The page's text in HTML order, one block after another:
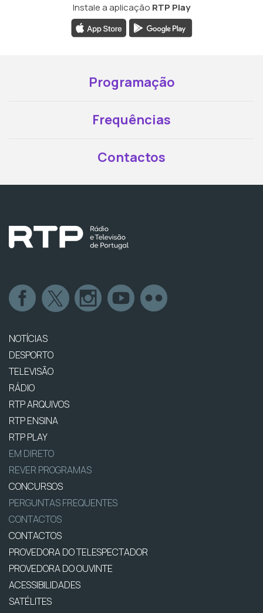
Instale a aplicação RTP Play
Programação
Frequências
Contactos
NOTÍCIAS
DESPORTO
TELEVISÃO
RÁDIO
RTP ARQUIVOS
RTP ENSINA
RTP PLAY
EM DIRETO
REVER PROGRAMAS
CONCURSOS
PERGUNTAS FREQUENTES
CONTACTOS
CONTACTOS
PROVEDORA DO TELESPECTADOR
PROVEDORA DO OUVINTE
ACESSIBILIDADES
SATÉLITES